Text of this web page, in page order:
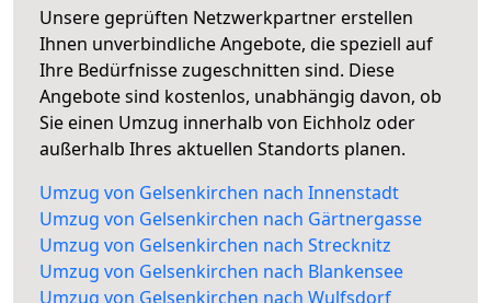
Unsere geprüften Netzwerkpartner erstellen
Ihnen unverbindliche Angebote, die speziell auf
Ihre Bedürfnisse zugeschnitten sind. Diese
Angebote sind kostenlos, unabhängig davon, ob
Sie einen Umzug innerhalb von Eichholz oder
außerhalb Ihres aktuellen Standorts planen.
Umzug von Gelsenkirchen nach Innenstadt
Umzug von Gelsenkirchen nach Gärtnergasse
Umzug von Gelsenkirchen nach Strecknitz
Umzug von Gelsenkirchen nach Blankensee
Umzug von Gelsenkirchen nach Wulfsdorf